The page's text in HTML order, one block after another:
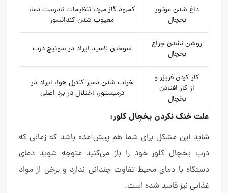
داغ شدن موتور
یخچال
کمبود گاز مبرد، تنظیمات نادرست دما،
معیوب شدن کندانسور
روشن نشدن چراغ
یخچال
سوختن لامپ، ایراد در سوئیچ درب
کار کردن فریزر و
از کار افتادن
یخچال
خراب شدن دمپر کنترل هوا، ایراد در
ترمیستور، اختلال در برد اصلی
علت خنک نکردن یخچال کلور:
شاید این مشکل برای شما هم پیش‌آمده باشد که زمانی که
درب یخچال کلور خود را باز می‌کنید متوجه شوید دمای
دستگاه با دمای محیط تفاوت چندانی ندارد و برخی از مواد
غذایی نیز فاسد شده است.